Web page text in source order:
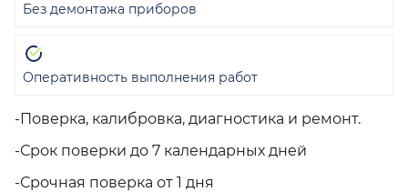
-Поверка, калибровка, диагностика и ремонт.
-Срок поверки до 7 календарных дней
-Срочная поверка от 1 дня
Без демонтажа приборов
Оперативность выполнения работ